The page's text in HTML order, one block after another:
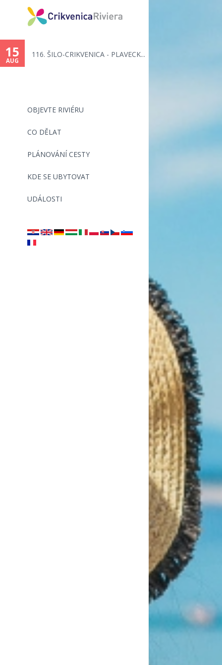
OBJEVTE RIVIÉRU
CO DĚLAT
PLÁNOVÁNÍ CESTY
KDE SE UBYTOVAT
UDÁLOSTI
15
AUG
116. ŠILO-CRIKVENICA - PLAVECK...
are
here